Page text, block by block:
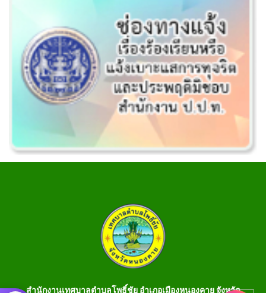
สำนักงานเทศบาลตำบลโพธิ์ชัย อำเภอเมืองหนองคาย จังหวัด